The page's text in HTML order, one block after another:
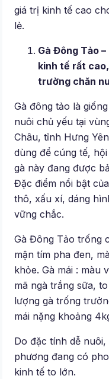
giá trị kinh tế cao
lẻ.
Gà Đông Tảo
kinh tế rất
trường chăn
Gà đông tảo là
nuôi chủ yếu tại
Châu, tỉnh Hưng
dùng để cúng tế,
gà này đang được
Đặc điểm nổi bật
thô, xấu xí, dáng
vững chắc.
Gà Đông Tảo trống
mận tím pha đen,
khỏe. Gà mái : màu
mã ngà trắng sữa,
lượng gà trống
mái nặng khoảng
Do đặc tính dễ
phương đang có
kinh tế to lớn.